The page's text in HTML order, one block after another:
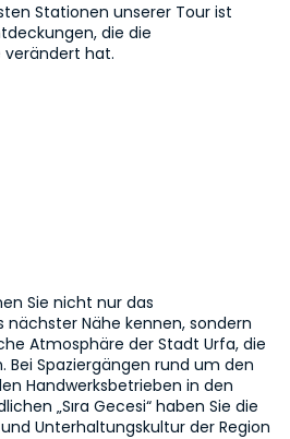
Stationen unserer Tour ist
die die
hat.
Sie nicht nur das
nächster Nähe kennen, sondern
Atmosphäre der Stadt Urfa, die
Bei Spaziergängen rund um den
Handwerksbetrieben in den
„Sıra Gecesi“ haben Sie die
Unterhaltungskultur der Region